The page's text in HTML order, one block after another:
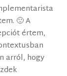
🙂 A
értem,
arról, hogy